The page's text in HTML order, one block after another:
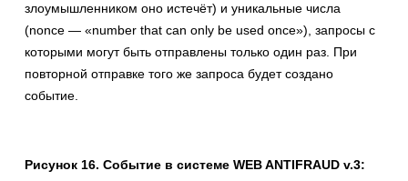
злоумышленником оно истечёт) и уникальные числа
(nonce — «number that can only be used once»), запросы с
которыми могут быть отправлены только один раз. При
повторной отправке того же запроса будет создано
событие.
Рисунок 16. Событие в системе WEB ANTIFRAUD v.3: